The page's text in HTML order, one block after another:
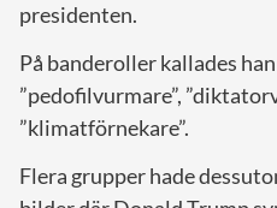
presidenten.
På banderoller kallades
”pedofilvurmare”,
”klimatförnekare”.
Flera grupper hade